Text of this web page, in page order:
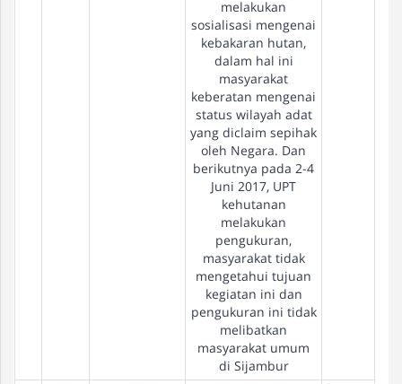
melakukan
sosialisasi mengenai
kebakaran hutan,
dalam hal ini
masyarakat
keberatan mengenai
status wilayah adat
yang diclaim sepihak
oleh Negara. Dan
berikutnya pada 2-4
Juni 2017, UPT
kehutanan
melakukan
pengukuran,
masyarakat tidak
mengetahui tujuan
kegiatan ini dan
pengukuran ini tidak
melibatkan
masyarakat umum
di Sijambur